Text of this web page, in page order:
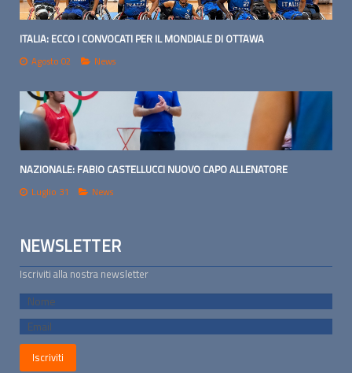
ITALIA: ECCO I CONVOCATI PER IL MONDIALE DI OTTAWA
Agosto 02 News
NAZIONALE: FABIO CASTELLUCCI NUOVO CAPO ALLENATORE
Luglio 31 News
NEWSLETTER
Iscriviti alla nostra newsletter